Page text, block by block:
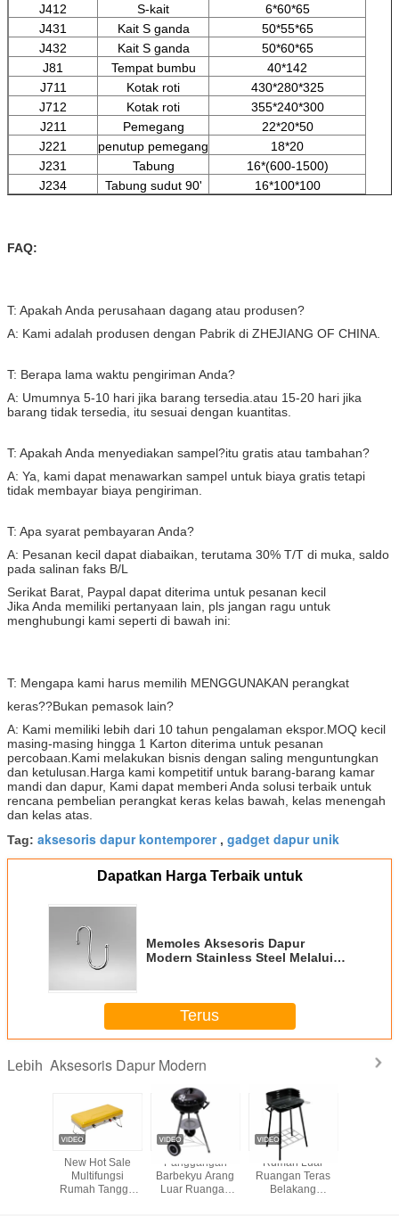
J412
S-kait
6*60*65
J431
Kait S ganda
50*55*65
J432
Kait S ganda
50*60*65
J81
Tempat bumbu
40*142
J711
Kotak roti
430*280*325
J712
Kotak roti
355*240*300
J211
Pemegang
22*20*50
J221
penutup pemegang
18*20
J231
Tabung
16*(600-1500)
J234
Tabung sudut 90' 16*100*100
FAQ:
T: Apakah Anda perusahaan dagang atau produsen?
A: Kami adalah produsen dengan Pabrik di ZHEJIANG OF CHINA.
T: Berapa lama waktu pengiriman Anda?
A: Umumnya 5-10 hari jika barang tersedia.atau 15-20 hari jika
barang tidak tersedia, itu sesuai dengan kuantitas.
T: Apakah Anda menyediakan sampel?itu gratis atau tambahan?
A: Ya, kami dapat menawarkan sampel untuk biaya gratis tetapi
tidak membayar biaya pengiriman.
T: Apa syarat pembayaran Anda?
A: Pesanan kecil dapat diabaikan, terutama 30% T/T di muka, saldo
pada salinan faks B/L
Serikat Barat, Paypal dapat diterima untuk pesanan kecil
Jika Anda memiliki pertanyaan lain, pls jangan ragu untuk
menghubungi kami seperti di bawah ini:
T: Mengapa kami harus memilih MENGGUNAKAN perangkat
keras??Bukan pemasok lain?
A: Kami memiliki lebih dari 10 tahun pengalaman ekspor.MOQ kecil
masing-masing hingga 1 Karton diterima untuk pesanan
percobaan.Kami melakukan bisnis dengan saling menguntungkan
dan ketulusan.Harga kami kompetitif untuk barang-barang kamar
mandi dan dapur, Kami dapat memberi Anda solusi terbaik untuk
rencana pembelian perangkat keras kelas bawah, kelas menengah
dan kelas atas.
Tag: aksesoris dapur kontemporer, gadget dapur unik
Dapatkan Harga Terbaik untuk
Memoles Aksesoris Dapur
Modern Stainless Steel Melalui
Terus
Lebih Aksesoris Dapur Modern
New Hot Sale
Multifungsi
Rumah Tangga
Panggangan
Barbekyu Arang
Luar Ruangan
Rumah Luar
Ruangan Teras
Belakang